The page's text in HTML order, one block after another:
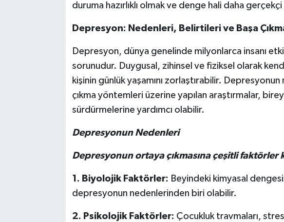
duruma hazırlıklı olmak ve denge hali daha gerçekçi
Depresyon: Nedenleri, Belirtileri ve Başa
Depresyon, dünya genelinde milyonlarca insanı
sorunudur. Duygusal, zihinsel ve fiziksel olarak
kişinin günlük yaşamını zorlaştırabilir.
çıkma yöntemleri üzerine yapılan araştırmalar,
sürdürmelerine yardımcı olabilir.
Depresyonun Nedenleri
Depresyonun ortaya çıkmasına çeşitli faktörler
1. Biyolojik Faktörler: Beyindeki kimyasal
depresyonun nedenlerinden biri olabilir.
2. Psikolojik Faktörler: Çocukluk travmaları,